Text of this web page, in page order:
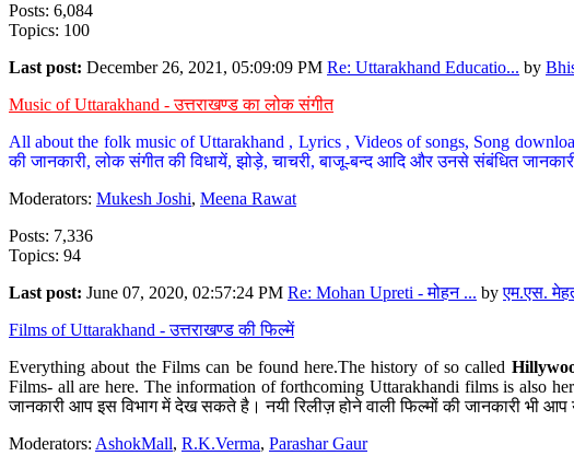
Posts: 6,084
Topics: 100
Last post: December 26, 2021, 05:09:09 PM Re: Uttarakhand Educatio... by
Music of Uttarakhand - उत्तराखण्ड का लोक संगीत
All about the folk music of Uttarakhand , Lyrics , Videos of songs, Song
की जानकारी, लोक संगीत की विधायें, झोड़े, चाचरी, बाजू-बन्द आदि और उनसे संबंधित
Moderators: Mukesh Joshi, Meena Rawat
Posts: 7,336
Topics: 94
Last post: June 07, 2020, 02:57:24 PM Re: Mohan Upreti - मोहन ... byएम.एस.
Films of Uttarakhand - उत्तराखण्ड की फिल्में
Everything about the Films can be found here.The history of so called
Films- all are here. The information of forthcoming Uttarakhandi films is also
जानकारी आप इस विभाग में देख सकते है। नयी रिलीज़ होने वाली फिल्मों की जानकारी भी
Moderators: AshokMall, R.K.Verma, Parashar Gaur